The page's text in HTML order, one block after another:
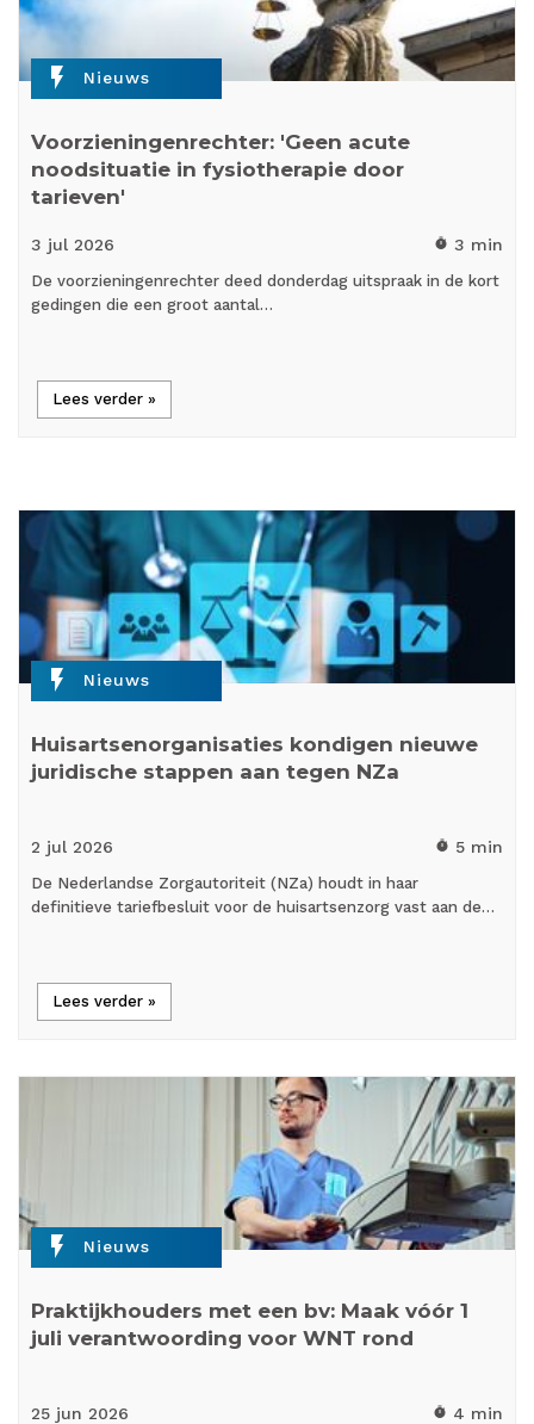
flash_on Nieuws
Voorzieningenrechter: 'Geen acute
noodsituatie in fysiotherapie door
tarieven'
3 jul 2026 timer 3 min
De voorzieningenrechter deed donderdag uitspraak in de kort
gedingen die een groot aantal…
Lees verder »
flash_on Nieuws
Huisartsenorganisaties kondigen nieuwe
juridische stappen aan tegen NZa
2 jul 2026 timer 5 min
De Nederlandse Zorgautoriteit (NZa) houdt in haar
definitieve tariefbesluit voor de huisartsenzorg vast aan de…
Lees verder »
flash_on Nieuws
Praktijkhouders met een bv: Maak vóór 1
juli verantwoording voor WNT rond
25 jun 2026 timer 4 min